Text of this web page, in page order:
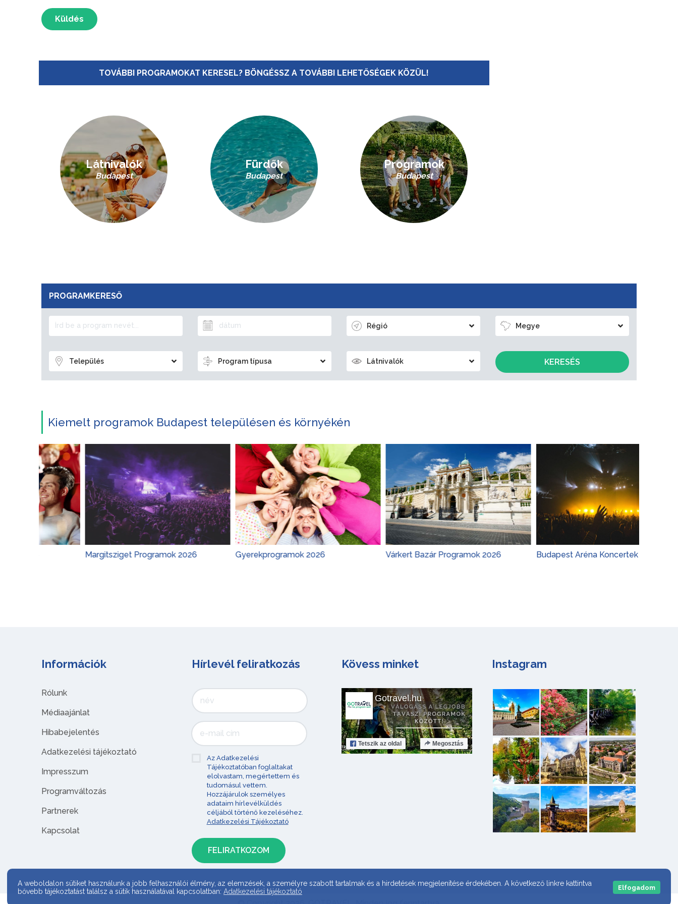
Küldés
TOVÁBBI PROGRAMOKAT KERESEL? BÖNGÉSSZ A TOVÁBBI LEHETŐSÉGEK KÖZÜL!
Látnivalók
Budapest
Fürdők
Budapest
Programok
Budapest
PROGRAMKERESŐ
Régió Megye
Település Program típusa Látnivalók KERESÉS
Kiemelt programok Budapest településen és környékén
Margitsziget Programok 2026 Gyerekprogramok 2026 Várkert Bazár Programok 2026 Budapest Aréna Koncertek 2026
Információk
Rólunk
Médiaajánlat
Hibabejelentés
Adatkezelési tájékoztató
Impresszum
Programváltozás
Partnerek
Kapcsolat
Hírlevél feliratkozás
Az Adatkezelési
Tájékoztatóban foglaltakat
elolvastam, megértettem és
tudomásul vettem.
Hozzájárulok személyes
adataim hírlevélküldés
céljából történő kezeléséhez.
Adatkezelési Tájékoztató
Kövess minket
Gotravel.hu
Tetszik az oldal Megosztás
Instagram
A weboldalon sütiket használunk a jobb felhasználói élmény, az elemzések, a személyre szabott tartalmak és a hirdetések megjelenítése érdekében. A következő linkre kattintva
bővebb tájékoztatást találsz a sütik használatával kapcsolatban: Adatkezelési tájékoztató Elfogadom